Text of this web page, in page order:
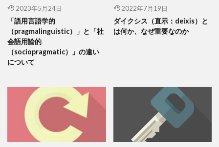
2023年5月24日
「語用言語学的
（pragmalinguistic）」と「社
会語用論的
（sociopragmatic）」の違い
について
2022年7月19日
ダイクシス（直示：deixis）と
は何か、なぜ重要なのか